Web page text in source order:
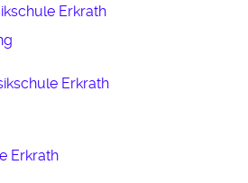
Erkrath
Erkrath
Erkrath